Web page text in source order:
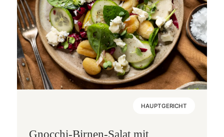
HAUPTGERICHT
Gnocchi-Birnen-Salat mit